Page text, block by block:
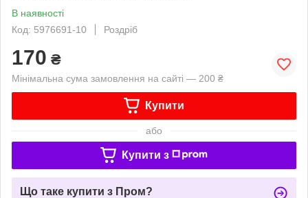
В наявності
Код: 5976691-10
Роздріб
170 ₴
Мінімальна сума замовлення на сайті — 200 ₴
Купити
або
Купити з
Що таке купити з Пром?